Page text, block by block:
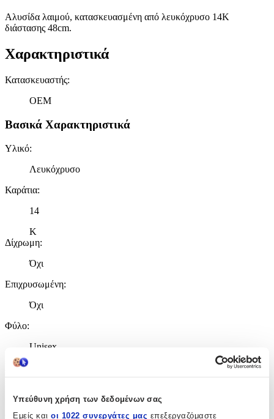
Υπεύθυνη χρήση των δεδομένων σας
Εμείς και οι 1022 συνεργάτες μας επεξεργαζόμαστε
Αλυσίδα λαιμού, κατασκευασμένη από λευκόχρυσο 14K
διάστασης 48cm.
Χαρακτηριστικά
Κατασκευαστής:
OEM
Βασικά Χαρακτηριστικά
Υλικό:
Λευκόχρυσο
Καράτια:
14
Κ
Δίχρωμη:
Όχι
Επιχρυσωμένη:
Όχι
Φύλο:
Unisex
Χρώμα Υλικού
Λεπτομέρειες